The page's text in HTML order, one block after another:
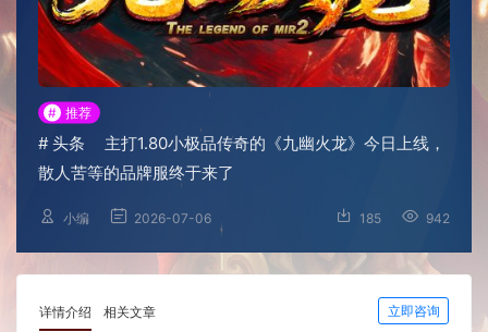
# 推荐
#头条
主打1.80小极品传奇的《九幽火龙》今日上线，
散人苦等的品牌服终于来了
小编 2026-07-06 185 942
详情介绍 相关文章 立即咨询